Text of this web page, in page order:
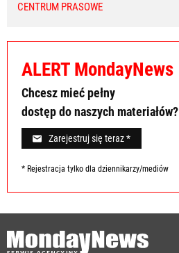
CENTRUM PRASOWE
ALERT MondayNews
Chcesz mieć pełny
dostęp do naszych materiałów?
Zarejestruj się teraz *
* Rejestracja tylko dla dziennikarzy/mediów